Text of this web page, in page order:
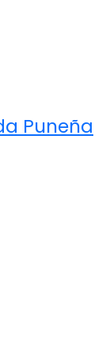
Puneña